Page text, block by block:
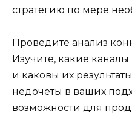
стратегию по мере
Проведите анализ
Изучите, какие
и каковы их
недочеты в ваших
возможности для